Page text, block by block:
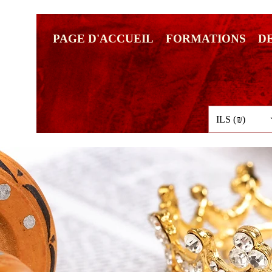
ILS (₪)
PAGE D'ACCUEIL FORMATIONS